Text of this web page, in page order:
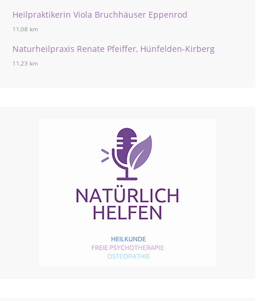
Heilpraktikerin Viola Bruchhäuser Eppenrod
11,08 km
Naturheilpraxis Renate Pfeiffer, Hünfelden-Kirberg
11,23 km